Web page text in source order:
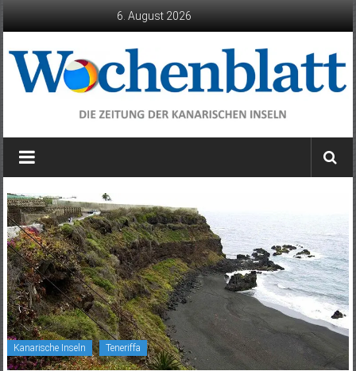
6. August 2026
Wochenblatt
die
der
Kanarischen
Inseln
Kanarische Inseln Teneriffa